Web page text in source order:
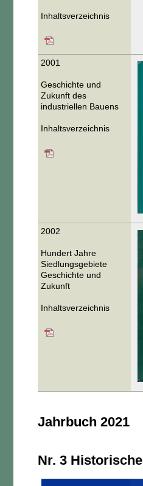
Inhaltsverzeichnis
2001
Geschichte und
Zukunft des
industriellen Bauens
Inhaltsverzeichnis
2002
Hundert Jahre
Siedlungsgebiete
Geschichte und
Zukunft
Inhaltsverzeichnis
Jahrbuch 2021
Nr. 3